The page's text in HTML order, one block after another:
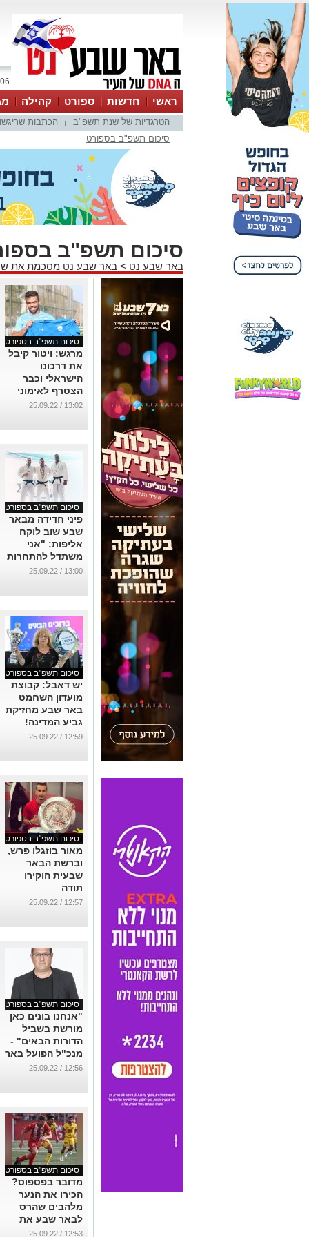
06 אוגוסט 2026 / 15:10
ראשי חדשות ספורט קהילה
עסקים
טיפים והמלצות
הטרגדיות של שנת תשפ"ב
הכתבות
סיכום תשפ"ב בספורט
סיכום תשפ"ב
באר שבע נט > באר שבע נט מסכמת את
סיכום תשפ"ב בספורט
מרגש: ויטור קיבל
את דרכונו
הישראלי וכבר
הצטרף לאימוני
הנבחרת
13:02 / 25.09.22
סיכום תשפ"ב בספורט
פיני חדידה מבאר
שבע שוב לוקח
אליפות: "אני
משתדל להתחרות
בחזקים ביותר"
13:00 / 25.09.22
סיכום תשפ"ב בספורט
יש דאבל: קבוצת
מועדון השחמט
באר שבע מחזיקת
גביע המדינה!
...
12:59 / 25.09.22
סיכום תשפ"ב בספורט
מאור בוזגלו פרש,
וברשת הבאר
שבעית הוקירו
תודה
...
12:57 / 25.09.22
סיכום תשפ"ב בספורט
"אנחנו בונים כאן
מורשת בשביל
הדורות הבאים" -
מנכ"ל הפועל באר
שבע בראיון מיוחד
12:56 / 25.09.22
סיכום תשפ"ב בספורט
מדובר בפספוס?
הכירו את הנער
מלהבים שהרס
לבאר שבע את
חלום האליפות
12:53 / 25.09.22